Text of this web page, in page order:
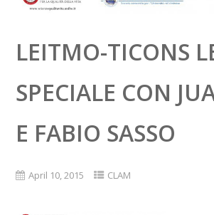
LEITMO-TICONS
SPECIALE CON
E FABIO SASSO
April 10, 2015 CLAM